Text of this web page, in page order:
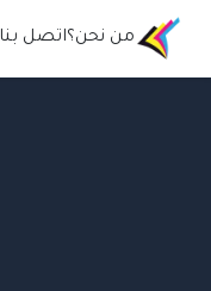
من نحن؟اتصل بنا